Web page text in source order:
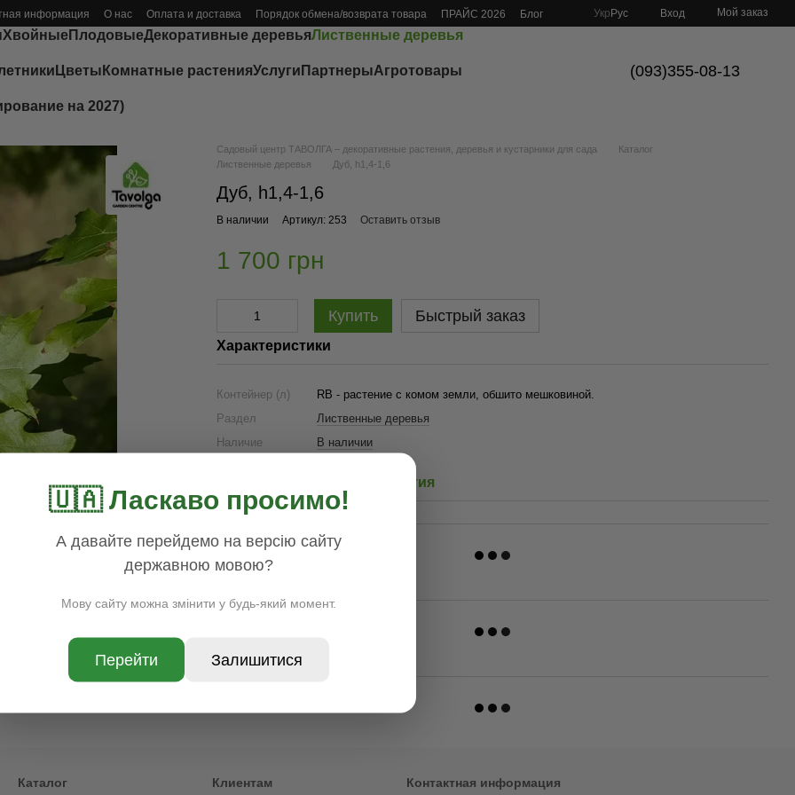
информация О нас Оплата и доставка Порядок обмена/возврата товара ПРАЙС 2026
Блог
Укр Рус Вход Мой заказ
ХвойныеПлодовыеДекоративные деревьяЛиственные деревья
Цветы Комнатные растенияУслуги ПартнерыАгротовары
на 2027)
(093)355-08-13
Садовый центр ТАВОЛГА – декоративные растения, деревья и кустарники для сада
Каталог
Лиственные деревья
Дуб, h1,4-1,6
Дуб, h1,4-1,6
В наличии Артикул: 253 Оставить отзыв
1 700 грн
Купить Быстрый заказ
Характеристики
Контейнер (л)
RB - растение с комом земли, обшито мешковиной.
Раздел
Лиственные деревья
Наличие
В наличии
Гарантия
Каталог Клиентам Контактная информация
🇺🇦 Ласкаво просимо!
А давайте перейдемо на версію сайту
державною мовою?
Мову сайту можна змінити у будь-який момент.
Перейти Залишитися